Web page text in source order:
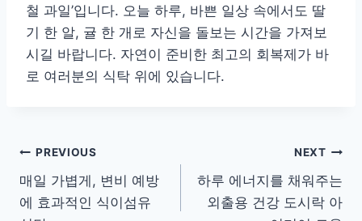
철 과일’입니다. 오늘 하루, 바쁜 일상 속에서도 딸
기 한 알, 귤 한 개로 자신을 돌보는 시간을 가져보
시길 바랍니다. 자연이 준비한 최고의 회복제가 바
로 여러분의 식탁 위에 있습니다.
글
탐
PREVIOUS
매일 가볍게, 변비 예방
에 효과적인 식이섬유
NEXT
하루 에너지를 채워주는
외출용 건강 도시락 아